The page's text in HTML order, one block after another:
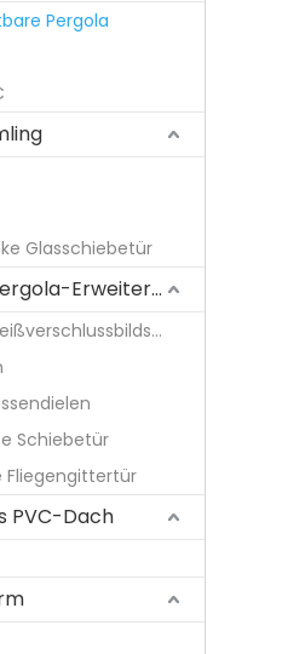
Pergola
Glasschiebetür
Optionale Pergola-Erweiterungen
Seitlicher Reißverschlussbildschirm
Schiebetür
Fliegengittertür
PVC-Dach